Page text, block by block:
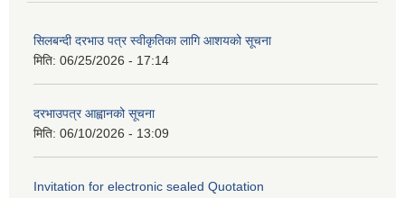
सिलबन्दी दरभाउ पत्र स्वीकृतिका लागि आशयको सूचना
मिति: 06/25/2026 - 17:14
दरभाउपत्र आह्वानको सूचना
मिति: 06/10/2026 - 13:09
Invitation for electronic sealed Quotation